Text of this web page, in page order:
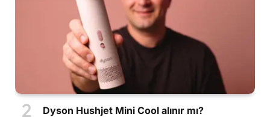
Dyson Hushjet Mini Cool alınır mı?